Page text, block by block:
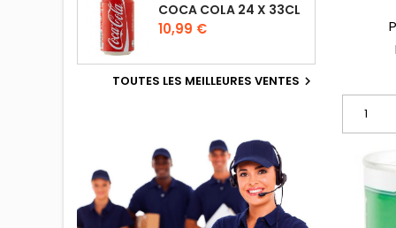
COCA COLA 24 X 33CL
10,99 €
TOUTES LES MEILLEURES VENTES 